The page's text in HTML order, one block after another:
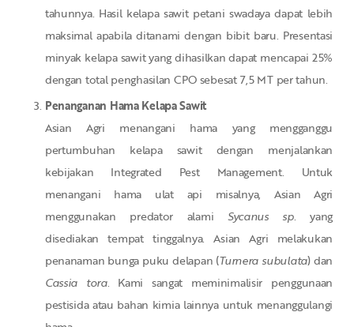
tahunnya. Hasil kelapa sawit petani swadaya dapat lebih
maksimal apabila ditanami dengan bibit baru. Presentasi
minyak kelapa sawit yang dihasilkan dapat mencapai 25%
dengan total penghasilan CPO sebesat 7,5 MT per tahun.
Penanganan Hama Kelapa Sawit
Asian Agri menangani hama yang mengganggu
pertumbuhan kelapa sawit dengan menjalankan
kebijakan Integrated Pest Management. Untuk
menangani hama ulat api misalnya, Asian Agri
menggunakan predator alami Sycanus sp. yang
disediakan tempat tinggalnya. Asian Agri melakukan
penanaman bunga puku delapan (Turnera subulata) dan
Cassia tora. Kami sangat meminimalisir penggunaan
pestisida atau bahan kimia lainnya untuk menanggulangi